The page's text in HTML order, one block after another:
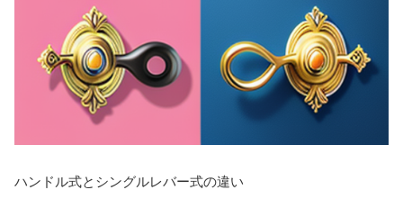
ハンドル式とシングルレバー式の違い